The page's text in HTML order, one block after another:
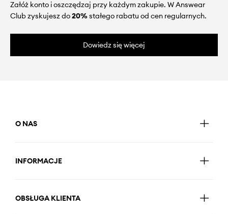
Załóż konto i oszczędzaj przy każdym zakupie. W Answear
Club zyskujesz do20%stałego rabatu od cen regularnych.
Dowiedz się więcej
O NAS
INFORMACJE
OBSŁUGA KLIENTA